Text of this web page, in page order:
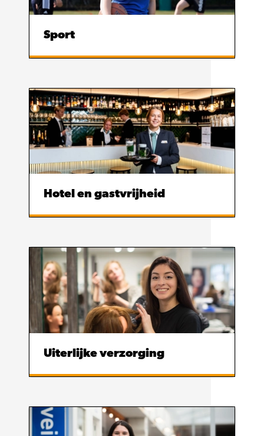
Sport
Hotel en gastvrijheid
Uiterlijke verzorging